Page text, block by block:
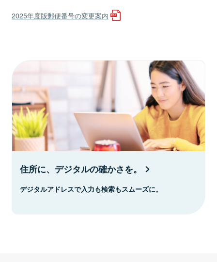
2025年度版郵便番号の変更案内
住所に、デジタルの確かさを。
デジタルアドレスで入力も検索もスムーズに。